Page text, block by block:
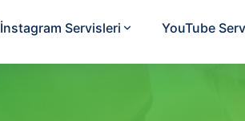
İnstagram Servisleri YouTube